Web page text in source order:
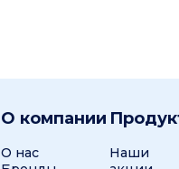
О компании
О нас
Наши